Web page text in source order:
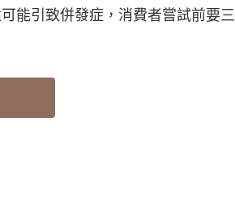
能引致併發症，消費者嘗試前要三